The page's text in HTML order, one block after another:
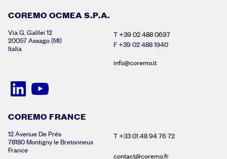
COREMO OCMEA S.P.A.
Via G. Galilei 12
20057 Assago (MI)
Italia
T+39 02 488 0697
F +39 02 488 1940
info@coremo.it
COREMO FRANCE
12 Avenue De Prés
78180 Montigny le Bretonneux
France
T+33 01 48 94 76 72
contact@coremo.fr